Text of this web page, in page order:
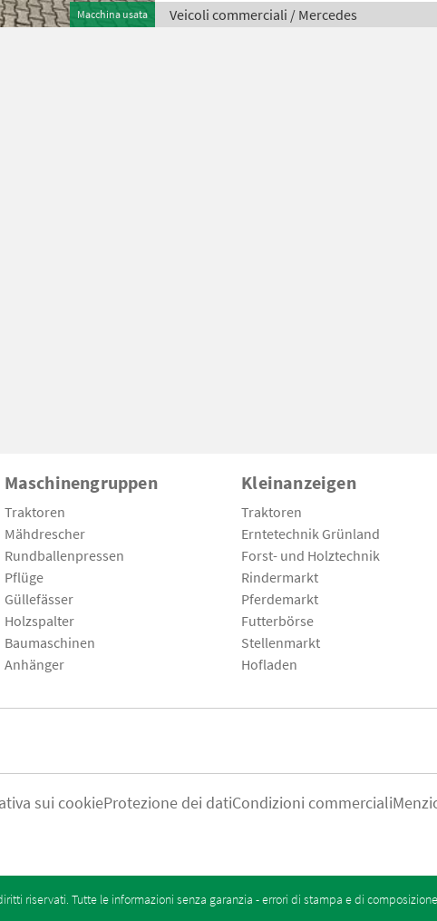
Macchina usata Veicoli commerciali / Mercedes
Maschinengruppen
Traktoren
Mähdrescher
Rundballenpressen
Pflüge
Güllefässer
Holzspalter
Baumaschinen
Anhänger
Kleinanzeigen
Traktoren
Erntetechnik Grünland
Forst- und Holztechnik
Rindermarkt
Pferdemarkt
Futterbörse
Stellenmarkt
Hofladen
sui cookieProtezione dei datiCondizioni commerciali
riservati. Tutte le informazioni senza garanzia - errori di stampa e di